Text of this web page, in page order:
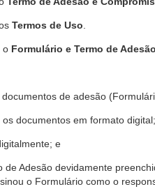
Termos de Uso
o Formulário e Termo de Adesão
documentos de adesão
documentos em formato digital;
e
de Adesão devidamente
o Formulário como o